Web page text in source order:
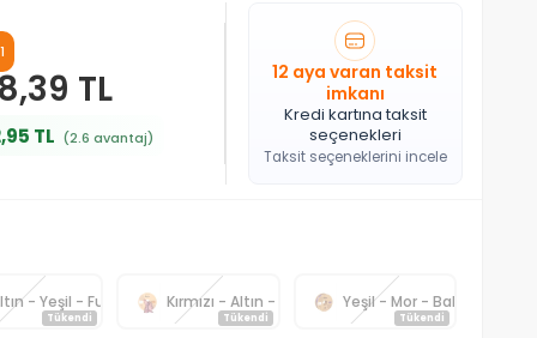
TL
TL (2.6 avantaj)
12 aya varan taksit
imkanı
Kredi kartına taksit
seçenekleri
Taksit seçeneklerini incele
- Yeşil - Fuşya
Tükendi
Kırmızı - Altın - Siyah
Tükendi
Yeşil - Mor - Bakır
Tükendi